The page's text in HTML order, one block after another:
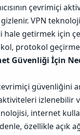
çevrimiçi
VPN
hale getirmek için
protokol
Güvenliği İçin
güvenliğini
izlenebilir
internet
özellikle açık